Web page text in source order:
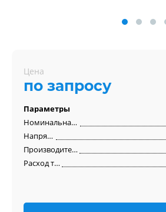
Цена
по запросу
Параметры
Номинальная мощность
Напряжение
Производитель двигателя
Расход топлива